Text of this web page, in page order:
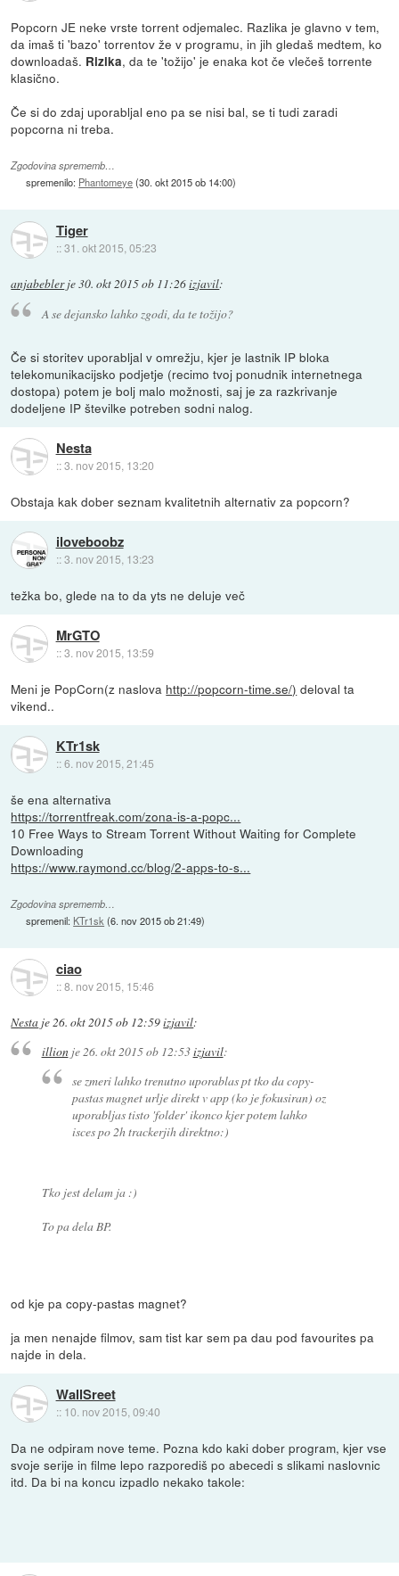
Popcorn JE neke vrste torrent odjemalec. Razlika je glavno v tem,
da imaš ti 'bazo' torrentov že v programu, in jih gledaš medtem, ko
downloadaš. Rizika, da te 'tožijo' je enaka kot če vlečeš torrente
klasično.
Če si do zdaj uporabljal eno pa se nisi bal, se ti tudi zaradi
popcorna ni treba.
Zgodovina sprememb…
spremenilo: Phantomeye(30. okt 2015 ob 14:00)
Tiger
::31. okt 2015, 05:23
anjabeblerje30. okt 2015 ob 11:26izjavil:
A se dejansko lahko zgodi, da te tožijo?
Če si storitev uporabljal v omrežju, kjer je lastnik IP bloka
telekomunikacijsko podjetje (recimo tvoj ponudnik internetnega
dostopa) potem je bolj malo možnosti, saj je za razkrivanje
dodeljene IP številke potreben sodni nalog.
Nesta
::3. nov 2015, 13:20
Obstaja kak dober seznam kvalitetnih alternativ za popcorn?
iloveboobz
::3. nov 2015, 13:23
težka bo, glede na to da yts ne deluje več
MrGTO
::3. nov 2015, 13:59
Meni je PopCorn(z naslova http://popcorn-time.se/) deloval ta
vikend..
KTr1sk
::6. nov 2015, 21:45
še ena alternativa
https://torrentfreak.com/zona-is-a-popc...
10 Free Ways to Stream Torrent Without Waiting for Complete
Downloading
https://www.raymond.cc/blog/2-apps-to-s...
Zgodovina sprememb…
spremenil: KTr1sk (6. nov 2015 ob 21:49)
ciao
::8. nov 2015, 15:46
Nesta je26. okt 2015 ob 12:59izjavil:
illionje26. okt 2015 ob 12:53izjavil:
se zmeri lahko trenutno uporablas pt tko da copy-
pastas magnet urlje direkt v app (ko je fokusiran) oz
uporabljas tisto 'folder' ikonco kjer potem lahko
isces po 2h trackerjih direktno:)
Tko jest delam ja :)
To pa dela BP.
od kje pa copy-pastas magnet?
ja men nenajde filmov, sam tist kar sem pa dau pod favourites pa
najde in dela.
WallSreet
:: 10. nov 2015, 09:40
Da ne odpiram nove teme. Pozna kdo kaki dober program, kjer vse
svoje serije in filme lepo razporediš po abecedi s slikami naslovnic
itd. Da bi na koncu izpadlo nekako takole: